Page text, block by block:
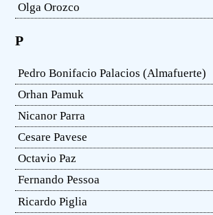
Olga Orozco
P
Pedro Bonifacio Palacios (Almafuerte)
Orhan Pamuk
Nicanor Parra
Cesare Pavese
Octavio Paz
Fernando Pessoa
Ricardo Piglia